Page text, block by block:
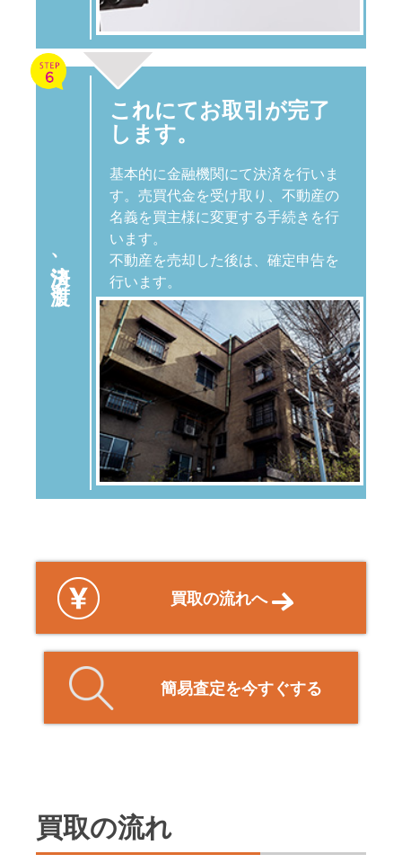
決済、
引渡
これにてお取引が完了
します。
基本的に金融機関にて決済を行いま
す。売買代金を受け取り、不動産の
名義を買主様に変更する手続きを行
います。
不動産を売却した後は、確定申告を
行います。
買取の流れへ
簡易査定を今すぐする
買取の流れ